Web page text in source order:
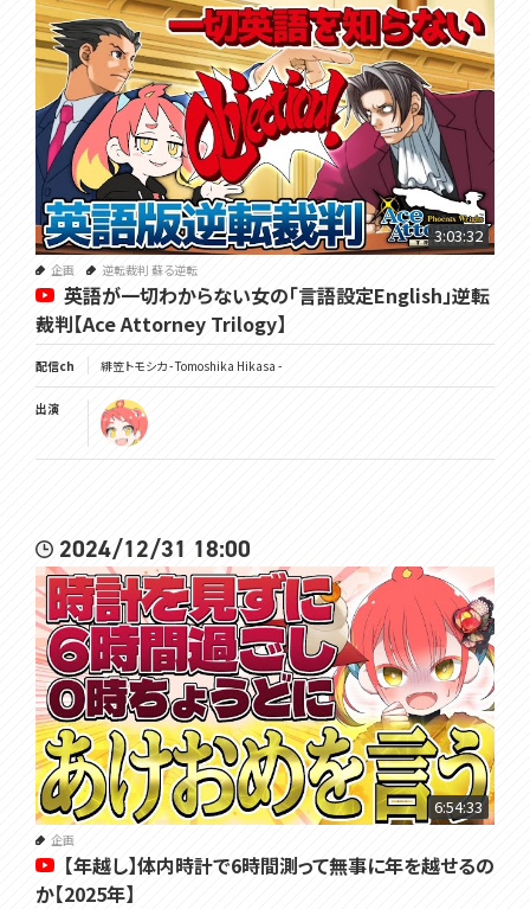
3:03:32
企画 逆転裁判 蘇る逆転
英語が一切わからない女の「言語設定English」逆転
裁判【Ace Attorney Trilogy】
配信ch 緋笠トモシカ - Tomoshika Hikasa -
出演
2024/12/31 18:00
6:54:33
企画
【年越し】体内時計で6時間測って無事に年を越せるの
か【2025年】